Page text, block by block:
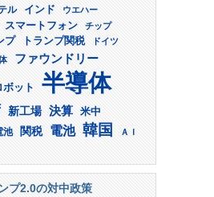
ル インド ウエハー
スマートフォン
チップ
プ トランプ関税 ドイツ
ファウンドリー
ボット 半導体
新工場 決算 米中
池 関税 電池 韓国 ＡＩ
プ2.0の対中政策